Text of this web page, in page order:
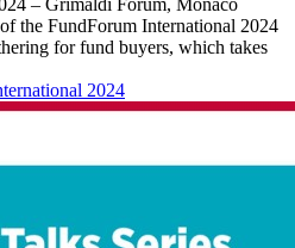
– Grimaldi Forum, Monaco
the FundForum International 2024
for fund buyers, which takes
2024